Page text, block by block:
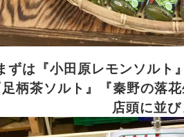
ずは『小田原レモンソルト
足柄茶ソルト』『秦野の落花
店頭に並び